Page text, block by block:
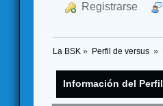
Registrarse
La BSK » Perfil de versus »
Información del Perfil